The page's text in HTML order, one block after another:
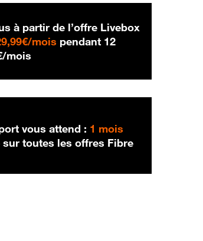
à partir de l’offre Livebox
mois 29,99 € par mois
pendant 12
mois
vous attend : 1 mois
sur toutes les offres Fibre